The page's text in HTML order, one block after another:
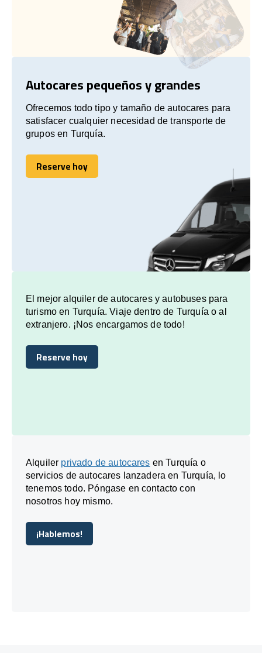
Autocares pequeños y grandes
Ofrecemos todo tipo y tamaño de autocares para
satisfacer cualquier necesidad de transporte de
grupos en Turquía.
Reserve hoy
Reserve hoy
El mejor alquiler de autocares y autobuses para
turismo en Turquía. Viaje dentro de Turquía o al
extranjero. ¡Nos encargamos de todo!
Reserve hoy
Reserve hoy
Alquiler privado de autocares en Turquía o
servicios de autocares lanzadera en Turquía, lo
tenemos todo. Póngase en contacto con
nosotros hoy mismo.
¡Hablemos!
¡Hablemos!